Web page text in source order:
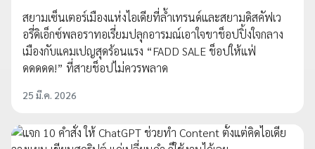
สยามเซ็นเตอร์เมืองแห่งไอเดียที่ล้ำเทรนด์และสยามดิสคัฟเว
อรี่ดิเอ็กซ์พลอราทอเรี่ยมปลุกอารมณ์เอาใจขาช็อปปิ้งใจกลาง
เมืองกับแคมเปญสุดร้อนแรง “FADD SALE ช็อปให้แฟ่
ดดดดด!” ที่สายช็อปไม่ควรพลาด
25 มี.ค. 2026